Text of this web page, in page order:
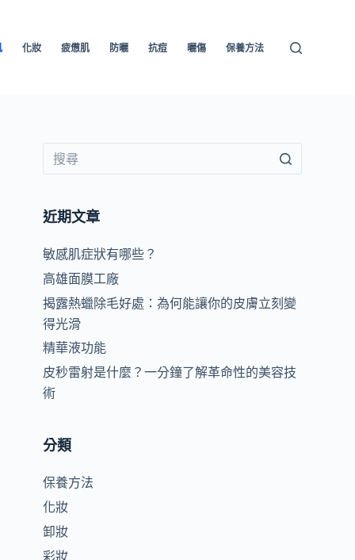
化妝 疲憊肌 防曬 抗痘 曬傷 保養方法
近期文章
敏感肌症狀有哪些？
高雄面膜工廠
揭露熱蠟除毛好處：為何能讓你的皮膚立刻變
得光滑
精華液功能
皮秒雷射是什麼？一分鐘了解革命性的美容技
術
分類
保養方法
化妝
卸妝
彩妝